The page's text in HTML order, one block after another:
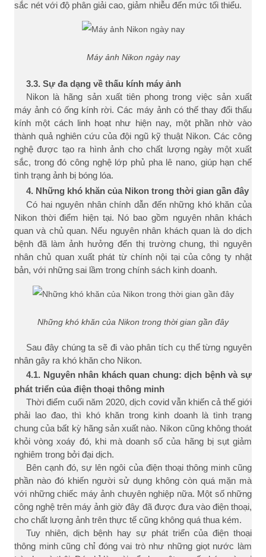
sắc nét với độ phân giải cao, giảm nhiễu đến mức tối thiểu.
Máy ảnh Nikon ngày nay
3.3. Sự đa dạng về thấu kính máy ảnh
Nikon là hãng sản xuất tiên phong trong việc sản xuất
máy ảnh có ống kính rời. Các máy ảnh có thế thay đổi thấu
kính một cách linh hoạt như hiện nay, một phần nhờ vào
thành quả nghiên cứu của đội ngũ kỹ thuật Nikon. Các công
nghệ được tạo ra hình ảnh cho chất lượng ngày một xuất
sắc, trong đó công nghệ lớp phủ pha lê nano, giúp hạn chế
tình trạng ảnh bị bóng lóa.
4. Những khó khăn của Nikon trong thời gian gần đây
Có hai nguyên nhân chính dẫn đến những khó khăn của
Nikon thời điểm hiện tại. Nó bao gồm nguyên nhân khách
quan và chủ quan. Nếu nguyên nhân khách quan là do dịch
bệnh đã làm ảnh hưởng đến thị trường chung, thì nguyên
nhân chủ quan xuất phát từ chính nội tại của công ty nhật
bản, với những sai lầm trong chính sách kinh doanh.
Những khó khăn của Nikon trong thời gian gần đây
Sau đây chúng ta sẽ đi vào phân tích cụ thể từng nguyên
nhân gây ra khó khăn cho Nikon.
4.1. Nguyên nhân khách quan chung: dịch bệnh và sự
phát triển của điện thoại thông minh
Thời điểm cuối năm 2020, dịch covid vẫn khiến cả thế giới
phải lao đao, thì khó khăn trong kinh doanh là tình trạng
chung của bất kỳ hãng sản xuất nào. Nikon cũng không thoát
khỏi vòng xoáy đó, khi mà doanh số của hãng bị sụt giảm
nghiêm trong bởi đại dịch.
Bên cạnh đó, sự lên ngôi của điện thoại thông minh cũng
phần nào đó khiến người sử dụng không còn quá mặn mà
với những chiếc máy ảnh chuyên nghiệp nữa. Một số những
công nghệ trên máy ảnh giờ đây đã được đưa vào điện thoại,
cho chất lượng ảnh trên thực tế cũng không quá thua kém.
Tuy nhiên, dịch bệnh hay sự phát triển của điện thoại
thông minh cũng chỉ đóng vai trò như những giọt nước làm